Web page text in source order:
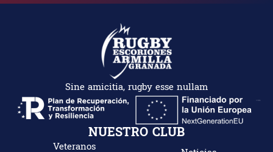
Sine amicitia, rugby esse nullam
NUESTRO CLUB
Veteranos